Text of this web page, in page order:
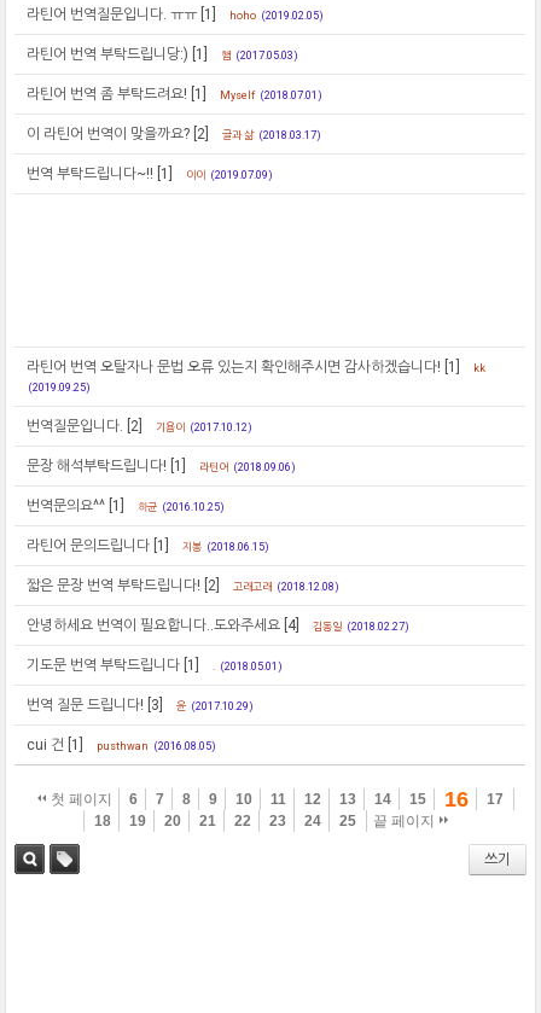
라틴어 번역질문입니다. ㅠㅠ [1] hoho (2019.02.05)
라틴어 번역 부탁드립니당:) [1] 햄 (2017.05.03)
라틴어 번역 좀 부탁드려요! [1] Myself (2018.07.01)
이 라틴어 번역이 맞을까요? [2] 글과 삶 (2018.03.17)
번역 부탁드립니다~!! [1] 이이 (2019.07.09)
라틴어 번역 오탈자나 문법 오류 있는지 확인해주시면 감사하겠습니다! [1]
kk
(2019.09.25)
번역질문입니다. [2] 기욤이 (2017.10.12)
문장 해석부탁드립니다! [1] 라틴어 (2018.09.06)
번역문의요^^ [1] 하균 (2016.10.25)
라틴어 문의드립니다 [1] 지봉 (2018.06.15)
짧은 문장 번역 부탁드립니다! [2] 고래고래 (2018.12.08)
안녕하세요 번역이 필요합니다..도와주세요 [4] 김동일 (2018.02.27)
기도문 번역 부탁드립니다 [1] (2018.05.01)
번역 질문 드립니다! [3] 윤 (2017.10.29)
cui 건 [1] pusthwan (2016.08.05)
첫 페이지 6 7 8 9 10 11 12 13 14 15 16
17
18
19 20 21 22 23 24 25 끝 페이지
쓰기